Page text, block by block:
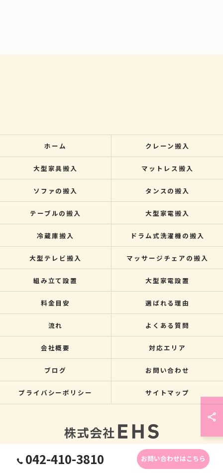
042-410-3810 お問い合わせはこちら
ホーム クレーン搬入
大型家具搬入 マットレス搬入
ソファの搬入 タンスの搬入
テーブルの搬入 大型家電搬入
冷蔵庫搬入 ドラム式洗濯機の搬入
大型テレビ搬入 マッサージチェアの搬入
組み立て設置 大型家電設置
料金目安 選ばれる理由
流れ よくある質問
会社概要 対応エリア
ブログ お問い合わせ
プライバシーポリシー サイトマップ
© 2026 関東のクレーン搬入なら株式会社EHS ALL RIGHTS RESERVED.